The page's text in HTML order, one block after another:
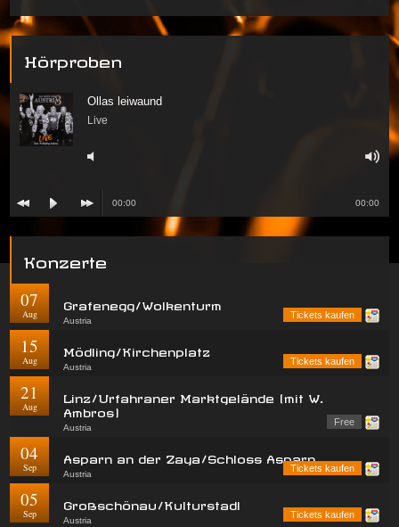
Hörproben
Ollas leiwaund
Live
00:00 00:00
Konzerte
07
Aug
Grafenegg/Wolkenturm
Austria
Tickets kaufen
15
Aug
Mödling/Kirchenplatz
Austria
Tickets kaufen
21
Aug
Linz/Urfahraner Marktgelände (mit W.
Ambros)
Austria
Free
04
Sep
Asparn an der Zaya/Schloss Asparn
Austria
Tickets kaufen
05
Sep
Großschönau/Kulturstadl
Austria
Tickets kaufen